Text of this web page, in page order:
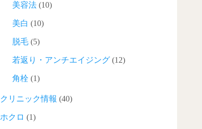
美容法 (10)
美白 (10)
脱毛 (5)
若返り・アンチエイジング (12)
角栓 (1)
クリニック情報 (40)
ホクロ (1)